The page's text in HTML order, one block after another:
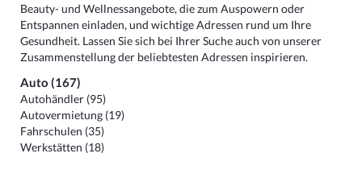
Beauty- und Wellnessangebote, die zum Auspowern oder
Entspannen einladen, und wichtige Adressen rund um Ihre
Gesundheit. Lassen Sie sich bei Ihrer Suche auch von unserer
Zusammenstellung der beliebtesten Adressen inspirieren.
Auto (167)
Autohändler (95)
Autovermietung (19)
Fahrschulen (35)
Werkstätten (18)